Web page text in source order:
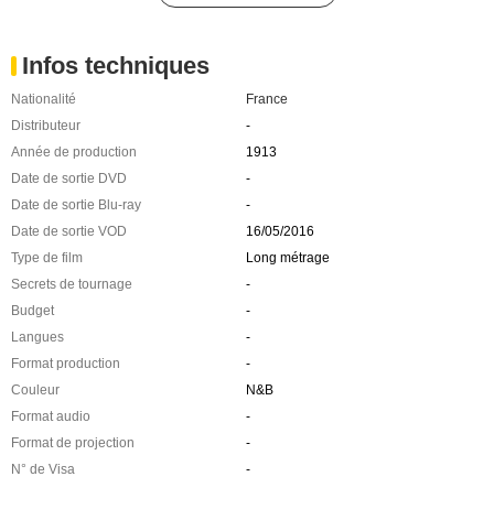
Infos techniques
Nationalité
France
Distributeur
-
Année de production
1913
Date de sortie DVD
-
Date de sortie Blu-ray
-
Date de sortie VOD
16/05/2016
Type de film
Long métrage
Secrets de tournage
-
Budget
-
Langues
-
Format production
-
Couleur
N&B
Format audio
-
Format de projection
-
N° de Visa
-